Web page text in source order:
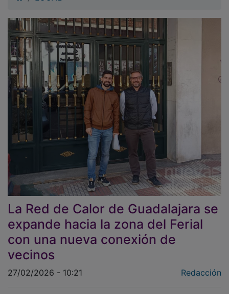
La Red de Calor de Guadalajara se
expande hacia la zona del Ferial
con una nueva conexión de
vecinos